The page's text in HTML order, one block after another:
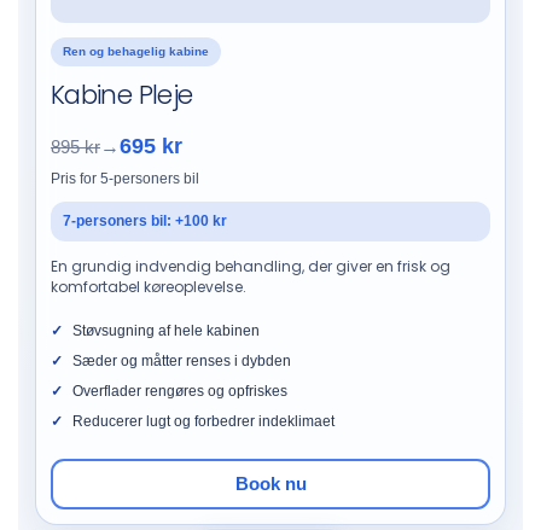
Ren og behagelig kabine
Kabine Pleje
895 kr→695 kr
Pris for 5-personers bil
7-personers bil: +100 kr
En grundig indvendig behandling, der giver en frisk og
komfortabel køreoplevelse.
Støvsugning af hele kabinen
Sæder og måtter renses i dybden
Overflader rengøres og opfriskes
Reducerer lugt og forbedrer indeklimaet
Book nu